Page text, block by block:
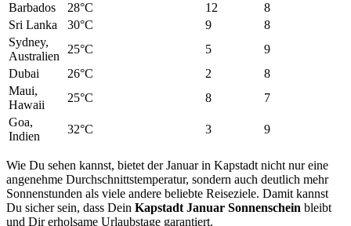
Barbados
28°C 12
8
Sri Lanka
30°C 9
8
Sydney,
Australien
25°C 5
9
Dubai
26°C 2
8
Maui,
Hawaii
25°C 8
7
Goa,
Indien
32°C 3 9
Wie Du sehen kannst, bietet der Januar in Kapstadt nicht nur eine
angenehme Durchschnittstemperatur, sondern auch deutlich mehr
Sonnenstunden als viele andere beliebte Reiseziele. Damit kannst
Du sicher sein, dass Dein Kapstadt Januar Sonnenschein bleibt
und Dir erholsame Urlaubstage garantiert.